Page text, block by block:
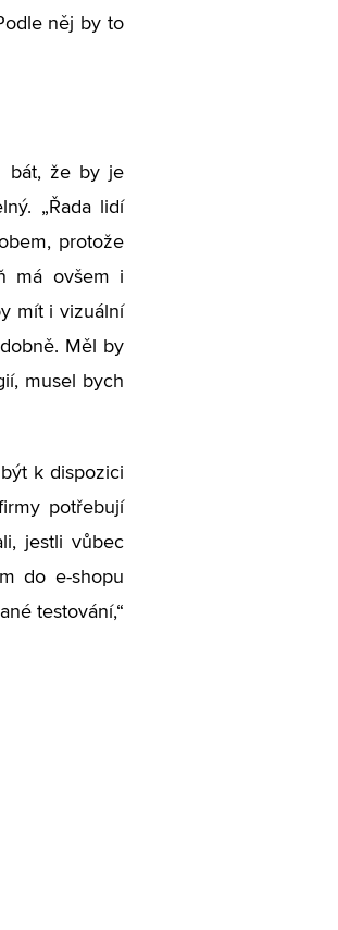
něj by to
bát, že by je
„Řada lidí
protože
má ovšem i
mít i vizuální
Měl by
musel bych
k dispozici
potřebují
jestli vůbec
do e-shopu
testování,“